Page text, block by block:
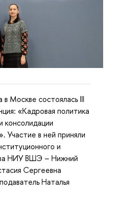
Москве состоялась III
«Кадровая политика
консолидации
Участие в ней приняли
и
НИУ ВШЭ – Нижний
Сергеевна
Наталья